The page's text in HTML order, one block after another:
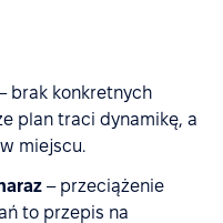
brak konkretnych
plan traci dynamikę, a
miejscu.
– przeciążenie
to przepis na